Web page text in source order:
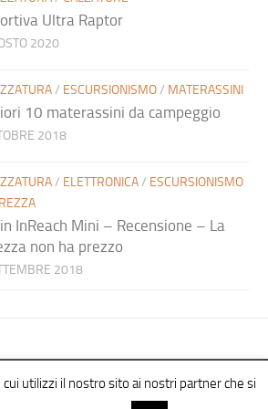
Ultra Raptor
2020
/ ESCURSIONISMO/ MATERASSINI
10 materassini da campeggio
2018
/ ELETTRONICA/ ESCURSIONISMO
InReach Mini – Recensione – La
non ha prezzo
2018
utilizzi il nostro sito ai nostri partner che si